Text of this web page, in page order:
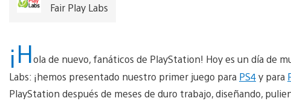
Fair Play Labs
¡Hola de nuevo, fanáticos de PlayStation! Hoy es un día de
Labs: ¡hemos presentado nuestro primer juego para PS4y para
PlayStation después de meses de duro trabajo, diseñando,